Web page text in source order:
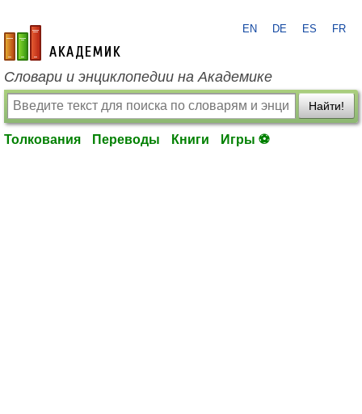
academic.ru
EN DE ES FR
Словари и энциклопедии на Академике
Найти!
Толкования Переводы Книги Игры ⚽